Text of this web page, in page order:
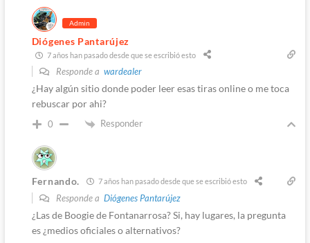
Admin
Diógenes Pantarújez
7 años han pasado desde que se escribió esto
Responde a wardealer
¿Hay algún sitio donde poder leer esas tiras online o me toca
rebuscar por ahi?
0 Responder
Fernando. 7 años han pasado desde que se escribió esto
Responde a Diógenes Pantarújez
¿Las de Boogie de Fontanarrosa? Si, hay lugares, la pregunta
es ¿medios oficiales o alternativos?